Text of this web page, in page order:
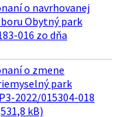
o navrhovanej
Obytný park
016 zo dňa
o zmene
park
2022/015304-018
kB)